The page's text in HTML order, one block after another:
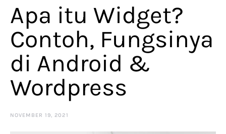
Apa itu Widget?
Contoh, Fungsinya
di Android &
Wordpress
NOVEMBER 19, 2021